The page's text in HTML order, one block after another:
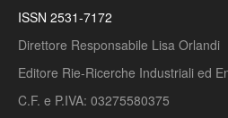
ISSN 2531-7172
Direttore Responsabile Lisa Orlandi
Editore Rie-Ricerche Industriali ed
C.F. e P.IVA: 03275580375